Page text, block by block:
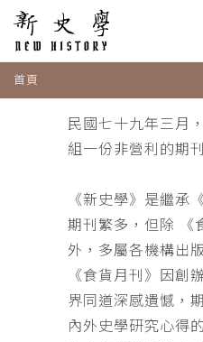
首頁
民國七十九年三月
組一份非營利的期
《新史學》是繼承
期刊繁多，但除 《
外，多屬各機構出
《食貨月刊》因創
界同道深感遺憾，
內外史學研究心得